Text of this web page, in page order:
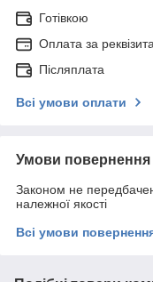
Готівкою
Оплата за
Післяплата
Всі умови оплати
Умови повернення
Законом не
належної якості
Всі умови